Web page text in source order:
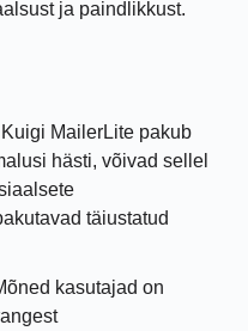
ja paindlikkust.
Kuigi MailerLite pakub
hästi, võivad sellel
täiustatud
kasutajad on